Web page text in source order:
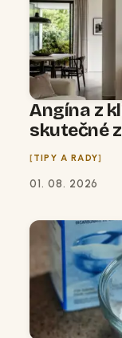
Angína z
skutečné
TIPY A RADY
01. 08. 2026